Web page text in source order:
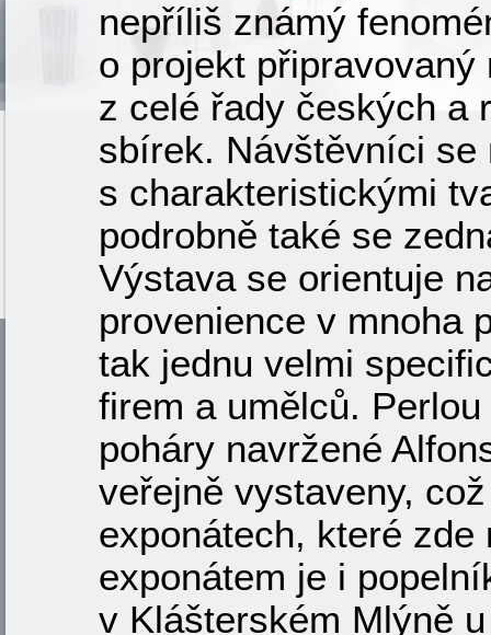
nepříliš známý
o projekt
z celé řady českých a
sbírek. Návštěvníci se
s charakteristickými
podrobně také se
Výstava se orientuje
provenience v mnoha
tak jednu velmi
firem a umělců.
poháry navržené
veřejně vystaveny,
exponátech, které
exponátem je i
v Klášterském Mlýně